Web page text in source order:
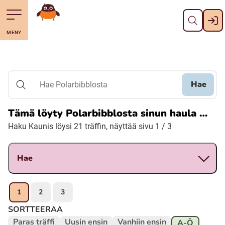
Till navigering av sidans innehåll
Till övergripande innehåll för webbplatsen Pane kiini
Julevsámegiella (Lulesamiska)
Davvisámegiella (Nordsamiska)
Bidumsámegiella (Pitesamiska)
MENY
Mene starttisivule
Hae Polarbibblosta
Hae
Tämä löyty Polarbibblosta sinun haula …
Haku Kaunis löysi 21 träffin, näyttää sivu 1 / 3
Hae
1 2 3
SORTTEERAA
Paras träffi
Uusin ensin Vanhiin ensin